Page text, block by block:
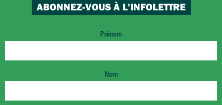
ABONNEZ-VOUS À L'INFOLETTRE
Prénom
Nom